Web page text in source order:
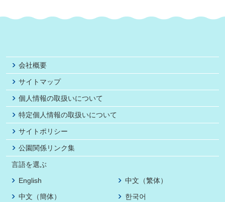
会社概要
サイトマップ
個人情報の取扱いについて
特定個人情報の取扱いについて
サイトポリシー
公園関係リンク集
言語を選ぶ
English
中文（繁体）
中文（簡体）
한국어